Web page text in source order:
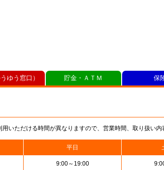
いただける時間が異なりますので、営業時間、取り扱い内
平日
9:00～19:00
ゆう窓口） 貯金・ＡＴＭ 保